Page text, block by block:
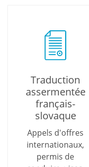
Traduction
assermentée
français-
slovaque
Appels d'offres
internationaux,
permis de